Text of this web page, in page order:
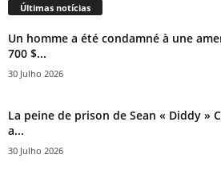
Últimas notícias
Un homme a été condamné à une
700 $...
30 Julho 2026
La peine de prison de Sean « Diddy »
a...
30 Julho 2026